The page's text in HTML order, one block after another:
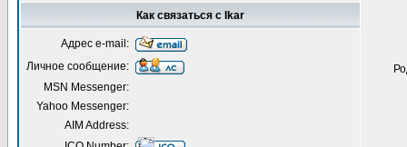
Как связаться с Ikar
Адрес e-mail:
Личное сообщение:
MSN Messenger:
Yahoo Messenger:
AIM Address: